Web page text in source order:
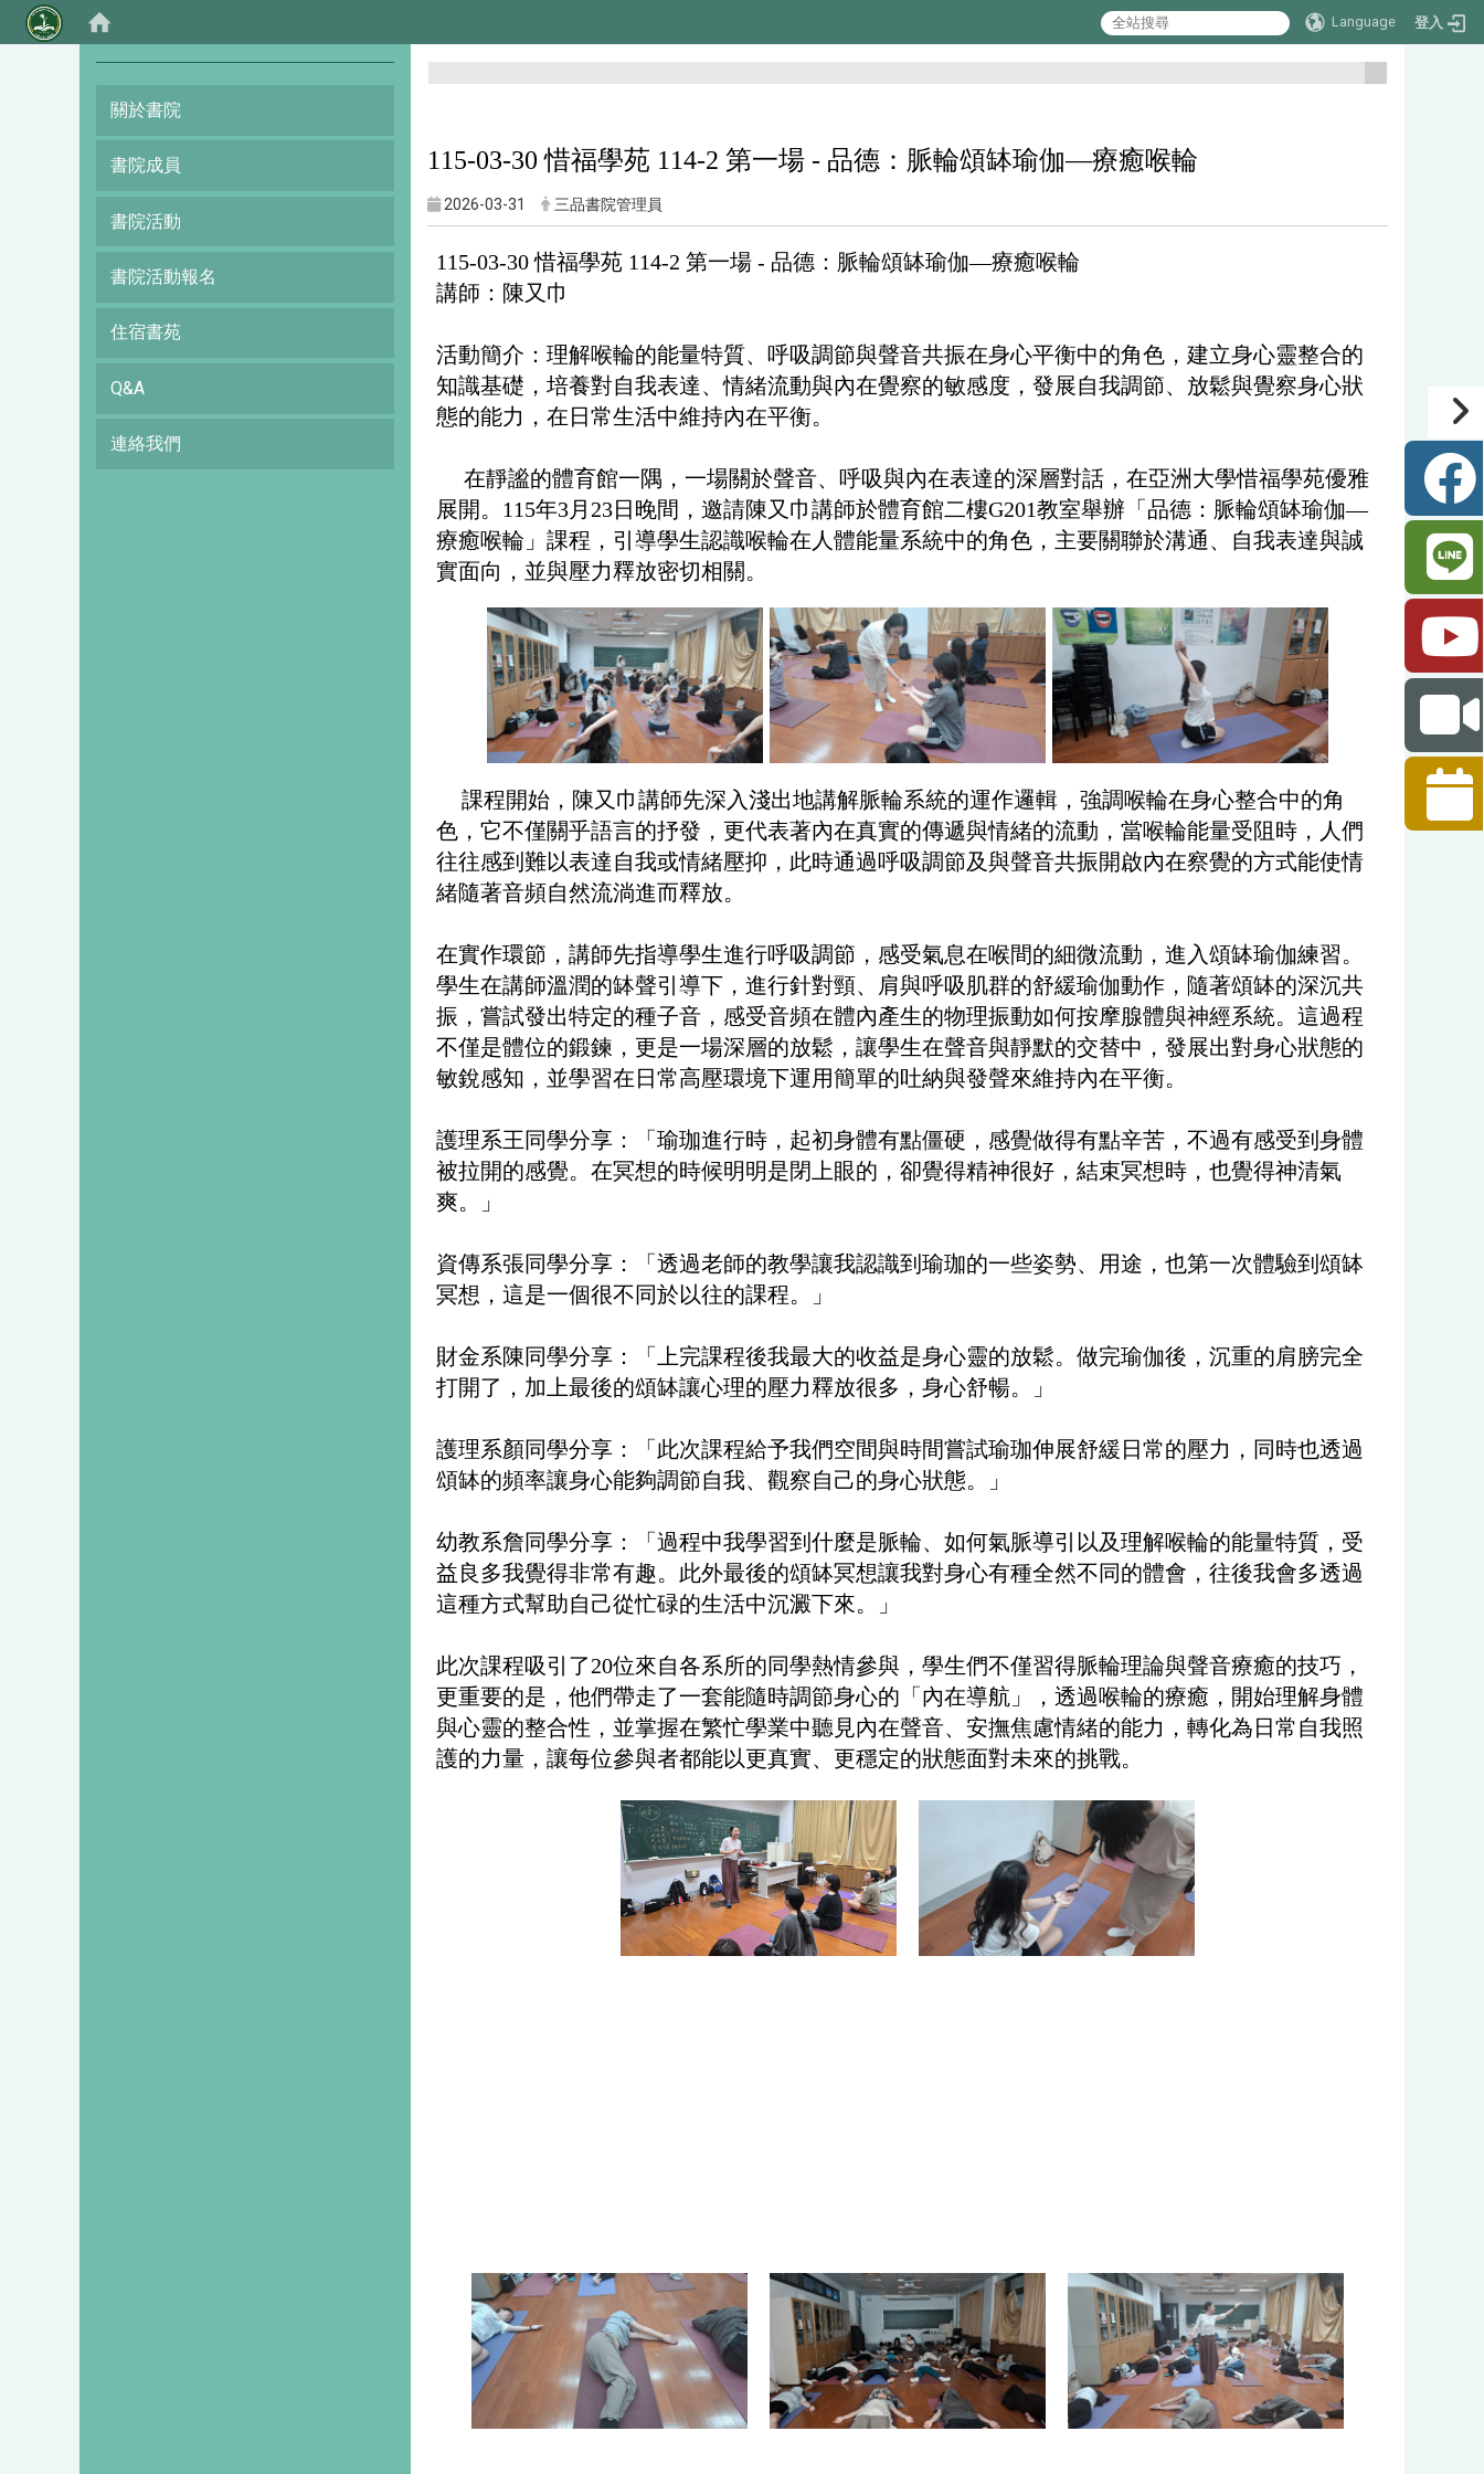
Language 登入
:::
關於書院
書院成員
書院活動
書院活動報名
住宿書苑
Q&A
連絡我們
115-03-30 惜福學苑 114-2 第一場 - 品德：脈輪頌缽瑜伽—療癒喉輪
2026-03-31 三品書院管理員
115-03-30 惜福學苑 114-2 第一場 - 品德：脈輪頌缽瑜伽—療癒喉輪
講師：陳又巾
活動簡介：理解喉輪的能量特質、呼吸調節與聲音共振在身心平衡中的角色，建立身心靈整合的
知識基礎，培養對自我表達、情緒流動與內在覺察的敏感度，發展自我調節、放鬆與覺察身心狀
態的能力，在日常生活中維持內在平衡。
在靜謐的體育館一隅，一場關於聲音、呼吸與內在表達的深層對話，在亞洲大學惜福學苑優雅
展開。115年3月23日晚間，邀請陳又巾講師於體育館二樓G201教室舉辦「品德：脈輪頌缽瑜伽—
療癒喉輪」課程，引導學生認識喉輪在人體能量系統中的角色，主要關聯於溝通、自我表達與誠
實面向，並與壓力釋放密切相關。
課程開始，陳又巾講師先深入淺出地講解脈輪系統的運作邏輯，強調喉輪在身心整合中的角
色，它不僅關乎語言的抒發，更代表著內在真實的傳遞與情緒的流動，當喉輪能量受阻時，人們
往往感到難以表達自我或情緒壓抑，此時通過呼吸調節及與聲音共振開啟內在察覺的方式能使情
緒隨著音頻自然流淌進而釋放。
在實作環節，講師先指導學生進行呼吸調節，感受氣息在喉間的細微流動，進入頌缽瑜伽練習。
學生在講師溫潤的缽聲引導下，進行針對頸、肩與呼吸肌群的舒緩瑜伽動作，隨著頌缽的深沉共
振，嘗試發出特定的種子音，感受音頻在體內產生的物理振動如何按摩腺體與神經系統。這過程
不僅是體位的鍛鍊，更是一場深層的放鬆，讓學生在聲音與靜默的交替中，發展出對身心狀態的
敏銳感知，並學習在日常高壓環境下運用簡單的吐納與發聲來維持內在平衡。
護理系王同學分享：「瑜珈進行時，起初身體有點僵硬，感覺做得有點辛苦，不過有感受到身體
被拉開的感覺。在冥想的時候明明是閉上眼的，卻覺得精神很好，結束冥想時，也覺得神清氣
爽。」
資傳系張同學分享：「透過老師的教學讓我認識到瑜珈的一些姿勢、用途，也第一次體驗到頌缽
冥想，這是一個很不同於以往的課程。」
財金系陳同學分享：「上完課程後我最大的收益是身心靈的放鬆。做完瑜伽後，沉重的肩膀完全
打開了，加上最後的頌缽讓心理的壓力釋放很多，身心舒暢。」
護理系顏同學分享：「此次課程給予我們空間與時間嘗試瑜珈伸展舒緩日常的壓力，同時也透過
頌缽的頻率讓身心能夠調節自我、觀察自己的身心狀態。」
幼教系詹同學分享：「過程中我學習到什麼是脈輪、如何氣脈導引以及理解喉輪的能量特質，受
益良多我覺得非常有趣。此外最後的頌缽冥想讓我對身心有種全然不同的體會，往後我會多透過
這種方式幫助自己從忙碌的生活中沉澱下來。」
此次課程吸引了20位來自各系所的同學熱情參與，學生們不僅習得脈輪理論與聲音療癒的技巧，
更重要的是，他們帶走了一套能隨時調節身心的「內在導航」，透過喉輪的療癒，開始理解身體
與心靈的整合性，並掌握在繁忙學業中聽見內在聲音、安撫焦慮情緒的能力，轉化為日常自我照
護的力量，讓每位參與者都能以更真實、更穩定的狀態面對未來的挑戰。